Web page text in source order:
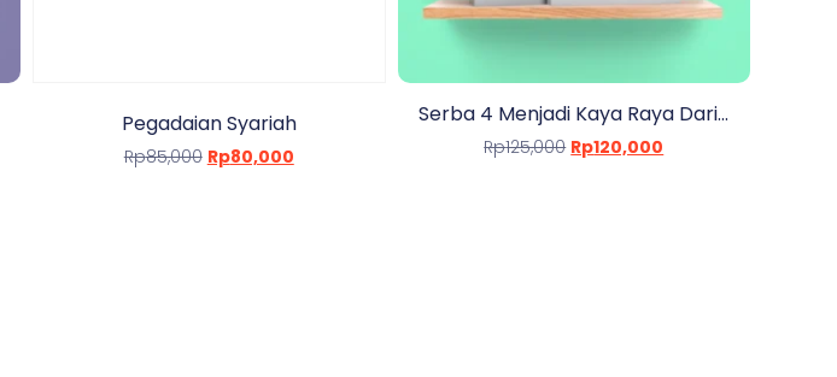
Pegadaian Syariah
Rp85,000 Rp80,000
Serba 4 Menjadi Kaya Raya Dari...
Rp125,000 Rp120,000